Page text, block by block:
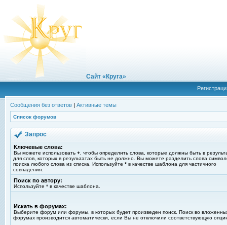
Сайт «Круга»
Сообщения без ответов | Активные темы
Список форумов
Запрос
Ключевые слова:
Вы можете использовать + , чтобы определить слова, которые должны быть в
для слов, которых в результатах быть не должно. Вы можете разделить слова
поиска любого слова из списка. Используйте * в качестве шаблона для частичного
совпадения.
Поиск по автору:
Используйте * в качестве шаблона.
Искать в форумах:
Выберите форум или форумы, в которых будет произведен поиск. Поиск во
форумах производится автоматически, если Вы не отключили соответствующую